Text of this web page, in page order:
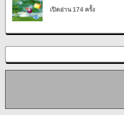
เปิดอ่าน 174 ครั้ง